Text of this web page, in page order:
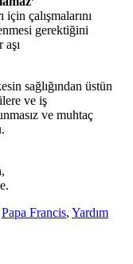
için çalışmalarını
gerektiğini
sağlığından üstün
ve iş
ve muhtaç
Papa Francis, Yardım